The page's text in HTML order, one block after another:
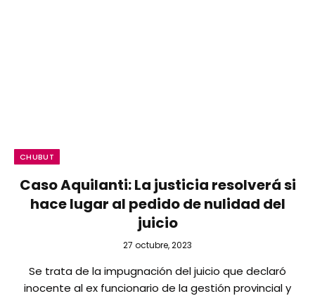
CHUBUT
Caso Aquilanti: La justicia resolverá si
hace lugar al pedido de nulidad del
juicio
27 octubre, 2023
Se trata de la impugnación del juicio que declaró
inocente al ex funcionario de la gestión provincial y